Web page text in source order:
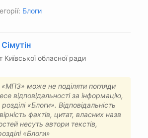
Блоги
Київської обласної ради
може не поділяти погляди
відповідальності за інформацію,
«Блоги». Відповідальність
фактів, цитат, власних назв
несуть автори текстів,
«Блоги»